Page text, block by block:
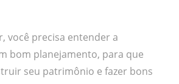
você precisa entender a
bom planejamento, para que
seu patrimônio e fazer bons